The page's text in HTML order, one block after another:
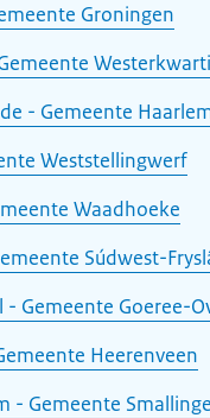
Groningen
- Gemeente
Weststellingwerf
Waadhoeke
Súdwest-
- Gemeente Goeree-
Heerenveen
- Gemeente